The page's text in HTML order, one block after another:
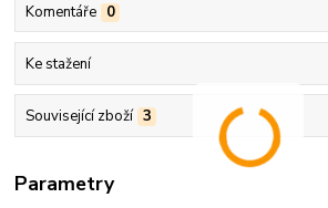
Komentáře 0
Ke stažení
Související zboží 3
Parametry